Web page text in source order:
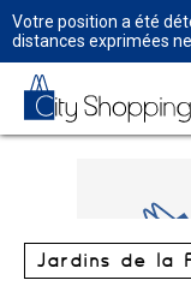
Votre position a été
distances exprimées
Jardins de la